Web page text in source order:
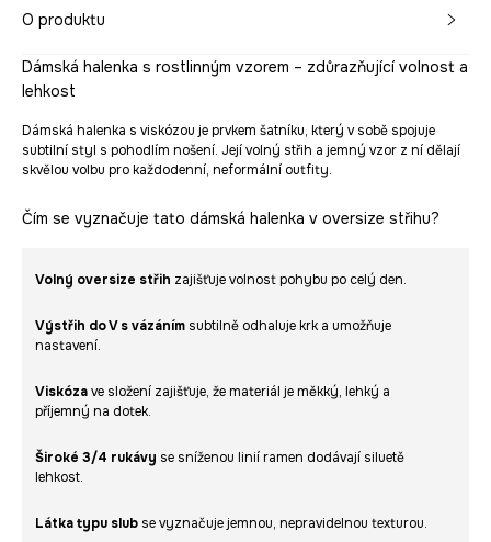
O produktu
Dámská halenka s rostlinným vzorem – zdůrazňující volnost a
lehkost
Dámská halenka s viskózou je prvkem šatníku, který v sobě spojuje
subtilní styl s pohodlím nošení. Její volný střih a jemný vzor z ní dělají
skvělou volbu pro každodenní, neformální outfity.
Čím se vyznačuje tato dámská halenka v oversize střihu?
Volný oversize střih zajišťuje volnost pohybu po celý den.
Výstřih do V s vázáním subtilně odhaluje krk a umožňuje
nastavení.
Viskózave složení zajišťuje, že materiál je měkký, lehký a
příjemný na dotek.
Široké 3/4 rukávy se sníženou linií ramen dodávají siluetě
lehkost.
Látka typu slub se vyznačuje jemnou, nepravidelnou texturou.